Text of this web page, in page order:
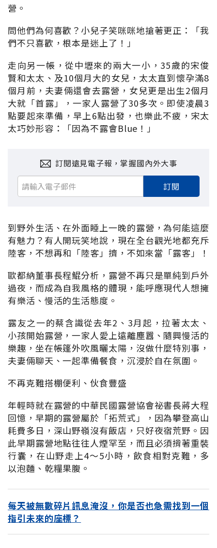
營。
問他們為何喜歡？小兒子笑咪咪地搶著更正：「我
們不只喜歡，根本是迷上了！」
走向另一帳，從中壢來的兩大一小，35歲的宋俊
賢和太太、及10個月大的女兒，太太直到懷孕滿8
個月前，夫妻倆還會去露營，女兒更是出生2個月
大就「首露」，一家人露營了30多次。即使凌晨3
點要起來準備，早上6點出發，也樂此不疲，宋太
太巧妙形容：「因為不露會Blue！」
訂閱遠見電子報，掌握國內外大事
訂閱
到野外生活、在外面睡上一晚的露營，為何能這麼
有魅力？有人開玩笑地說，現在全台觀光地都充斥
陸客，不想再和「陸客」擠，不如來當「露客」！
歐都納董事長程鯤分析，露營不再只是單純到戶外
過夜，而成為自我風格的體現，能呼應現代人想擁
有樂活、慢活的生活態度。
露友之一的蔡含識從去年2、3月起，拉著太太、
小孩開始露營，一家人愛上遠離塵囂、隨興慢活的
樂趣，坐在帳篷外吹風曬太陽，沒做什麼特別事，
夫妻倆聊天、一起準備餐食，沉浸於自在氛圍。
不再克難搭棚便利、伙食豐盛
年輕時就在露營的中華民國露營協會祕書長蔣大程
回憶，早期的露營屬於「拓荒式」，因為攀登高山
耗費多日，深山野嶺沒有飯店，只好夜宿荒野。因
此早期露營地點往往人煙罕至，而且必須揹著重裝
行囊，在山野走上4～5小時，飲食相對克難，多
以泡麵、乾糧果腹。
每天被無數碎片訊息淹沒，你是否也急需找到一個
指引未來的座標？